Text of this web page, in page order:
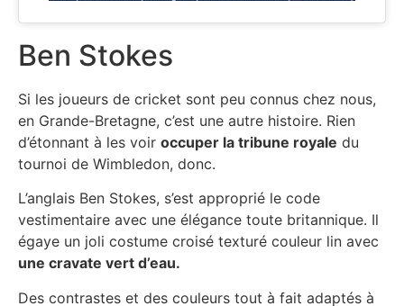
Ben Stokes
Si les joueurs de cricket sont peu connus chez nous,
en Grande-Bretagne, c’est une autre histoire. Rien
d’étonnant à les voir occuper la tribune royale du
tournoi de Wimbledon, donc.
L’anglais Ben Stokes, s’est approprié le code
vestimentaire avec une élégance toute britannique. Il
égaye un joli costume croisé texturé couleur lin avec
une cravate vert d’eau.
Des contrastes et des couleurs tout à fait adaptés à